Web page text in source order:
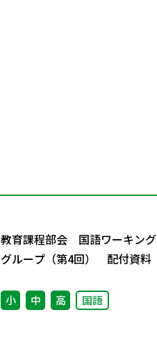
教育課程部会 国語ワーキング
グループ（第4回） 配付資料
小 中 高 国語